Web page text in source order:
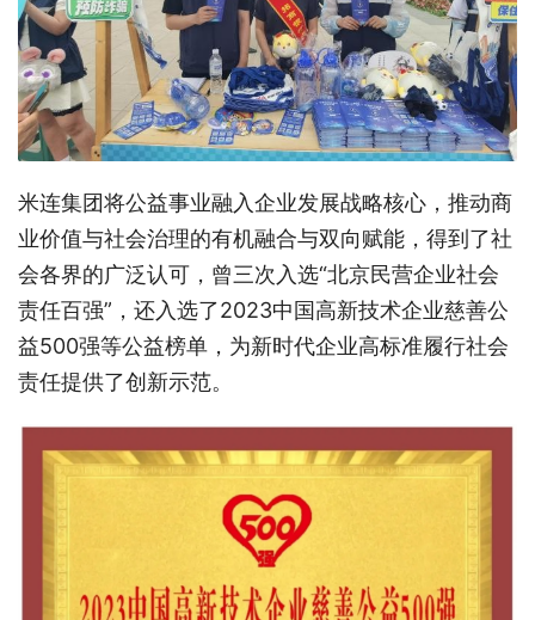
米连集团将公益事业融入企业发展战略核心，推动商
业价值与社会治理的有机融合与双向赋能，得到了社
会各界的广泛认可，曾三次入选“北京民营企业社会
责任百强”，还入选了2023中国高新技术企业慈善公
益500强等公益榜单，为新时代企业高标准履行社会
责任提供了创新示范。